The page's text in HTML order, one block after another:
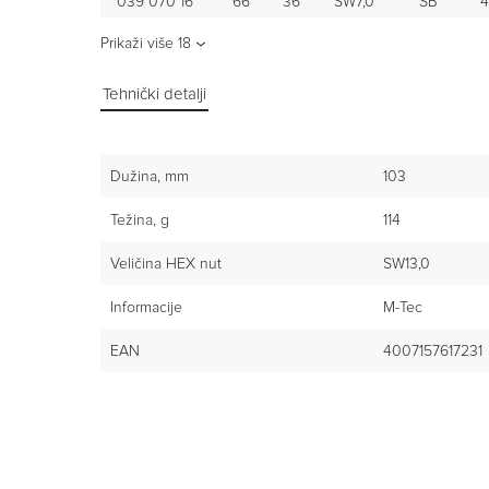
Prikaži više 18
Tehnički detalji
Dužina, mm 103
Težina, g 114
Veličina HEX nut SW13,0
Informacije M-Tec
EAN 4007157617231